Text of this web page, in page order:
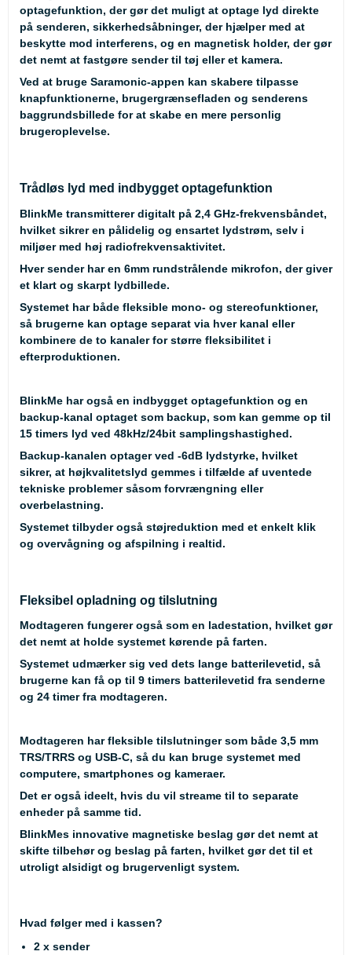
optagefunktion, der gør det muligt at optage lyd direkte
på senderen, sikkerhedsåbninger, der hjælper med at
beskytte mod interferens, og en magnetisk holder, der gør
det nemt at fastgøre sender til tøj eller et kamera.
Ved at bruge Saramonic-appen kan skabere tilpasse
knapfunktionerne, brugergrænsefladen og senderens
baggrundsbillede for at skabe en mere personlig
brugeroplevelse.
Trådløs lyd med indbygget optagefunktion
BlinkMe transmitterer digitalt på 2,4 GHz-frekvensbåndet,
hvilket sikrer en pålidelig og ensartet lydstrøm, selv i
miljøer med høj radiofrekvensaktivitet.
Hver sender har en 6mm rundstrålende mikrofon, der giver
et klart og skarpt lydbillede.
Systemet har både fleksible mono- og stereofunktioner,
så brugerne kan optage separat via hver kanal eller
kombinere de to kanaler for større fleksibilitet i
efterproduktionen.
BlinkMe har også en indbygget optagefunktion og en
backup-kanal optaget som backup, som kan gemme op til
15 timers lyd ved 48kHz/24bit samplingshastighed.
Backup-kanalen optager ved -6dB lydstyrke, hvilket
sikrer, at højkvalitetslyd gemmes i tilfælde af uventede
tekniske problemer såsom forvrængning eller
overbelastning.
Systemet tilbyder også støjreduktion med et enkelt klik
og overvågning og afspilning i realtid.
Fleksibel opladning og tilslutning
Modtageren fungerer også som en ladestation, hvilket gør
det nemt at holde systemet kørende på farten.
Systemet udmærker sig ved dets lange batterilevetid, så
brugerne kan få op til 9 timers batterilevetid fra senderne
og 24 timer fra modtageren.
Modtageren har fleksible tilslutninger som både 3,5 mm
TRS/TRRS og USB-C, så du kan bruge systemet med
computere, smartphones og kameraer.
Det er også ideelt, hvis du vil streame til to separate
enheder på samme tid.
BlinkMes innovative magnetiske beslag gør det nemt at
skifte tilbehør og beslag på farten, hvilket gør det til et
utroligt alsidigt og brugervenligt system.
Hvad følger med i kassen?
2 x sender